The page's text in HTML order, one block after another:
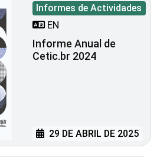
Informes de Actividades
EN
Informe Anual de
Cetic.br 2024
29 DE ABRIL DE 2025